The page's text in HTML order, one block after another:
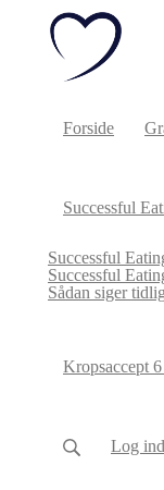
Forside
Successful
Successful
Successful
Sådan siger
Kropsaccept
Log ind